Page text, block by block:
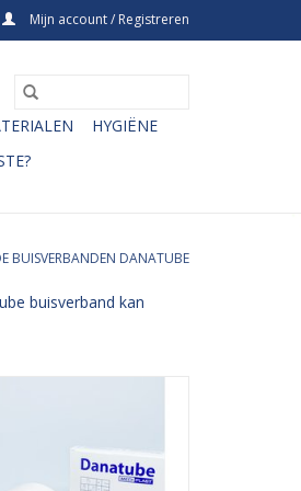
Mijn account / Registreren
HYGIËNE
BUISVERBANDEN DANATUBE
buisverband kan
dat lichte steun en
biedt. Het danatube